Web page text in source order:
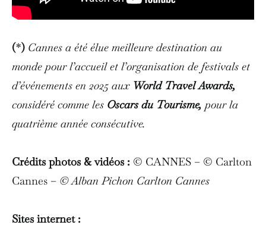
(*) Cannes a été élue meilleure destination au
monde pour l’accueil et l’organisation de festivals et
d’événements en 2025 aux World Travel Awards,
considéré comme les Oscars du Tourisme, pour la
quatrième année consécutive.
Crédits photos & vidéos : © CANNES – © Carlton
Cannes – © Alban Pichon Carlton Cannes
Sites internet :